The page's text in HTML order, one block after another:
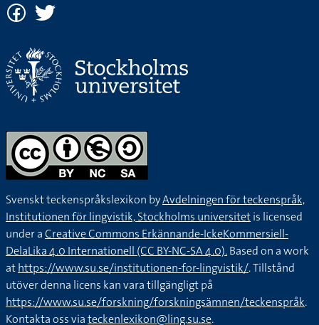
Svenskt teckenspråkslexikon byAvdelningen för teckenspråk,
Institutionen för lingvistik, Stockholms universitetis licensed
under aCreative Commons Erkännande-IckeKommersiell-
DelaLika 4.0 Internationell (CC BY-NC-SA 4.0).Based on a work
athttps://www.su.se/institutionen-for-lingvistik/. Tillstånd
utöver denna licens kan vara tillgängligt på
https://www.su.se/forskning/forskningsämnen/teckenspråk.
Kontakta oss viateckenlexikon@ling.su.se.